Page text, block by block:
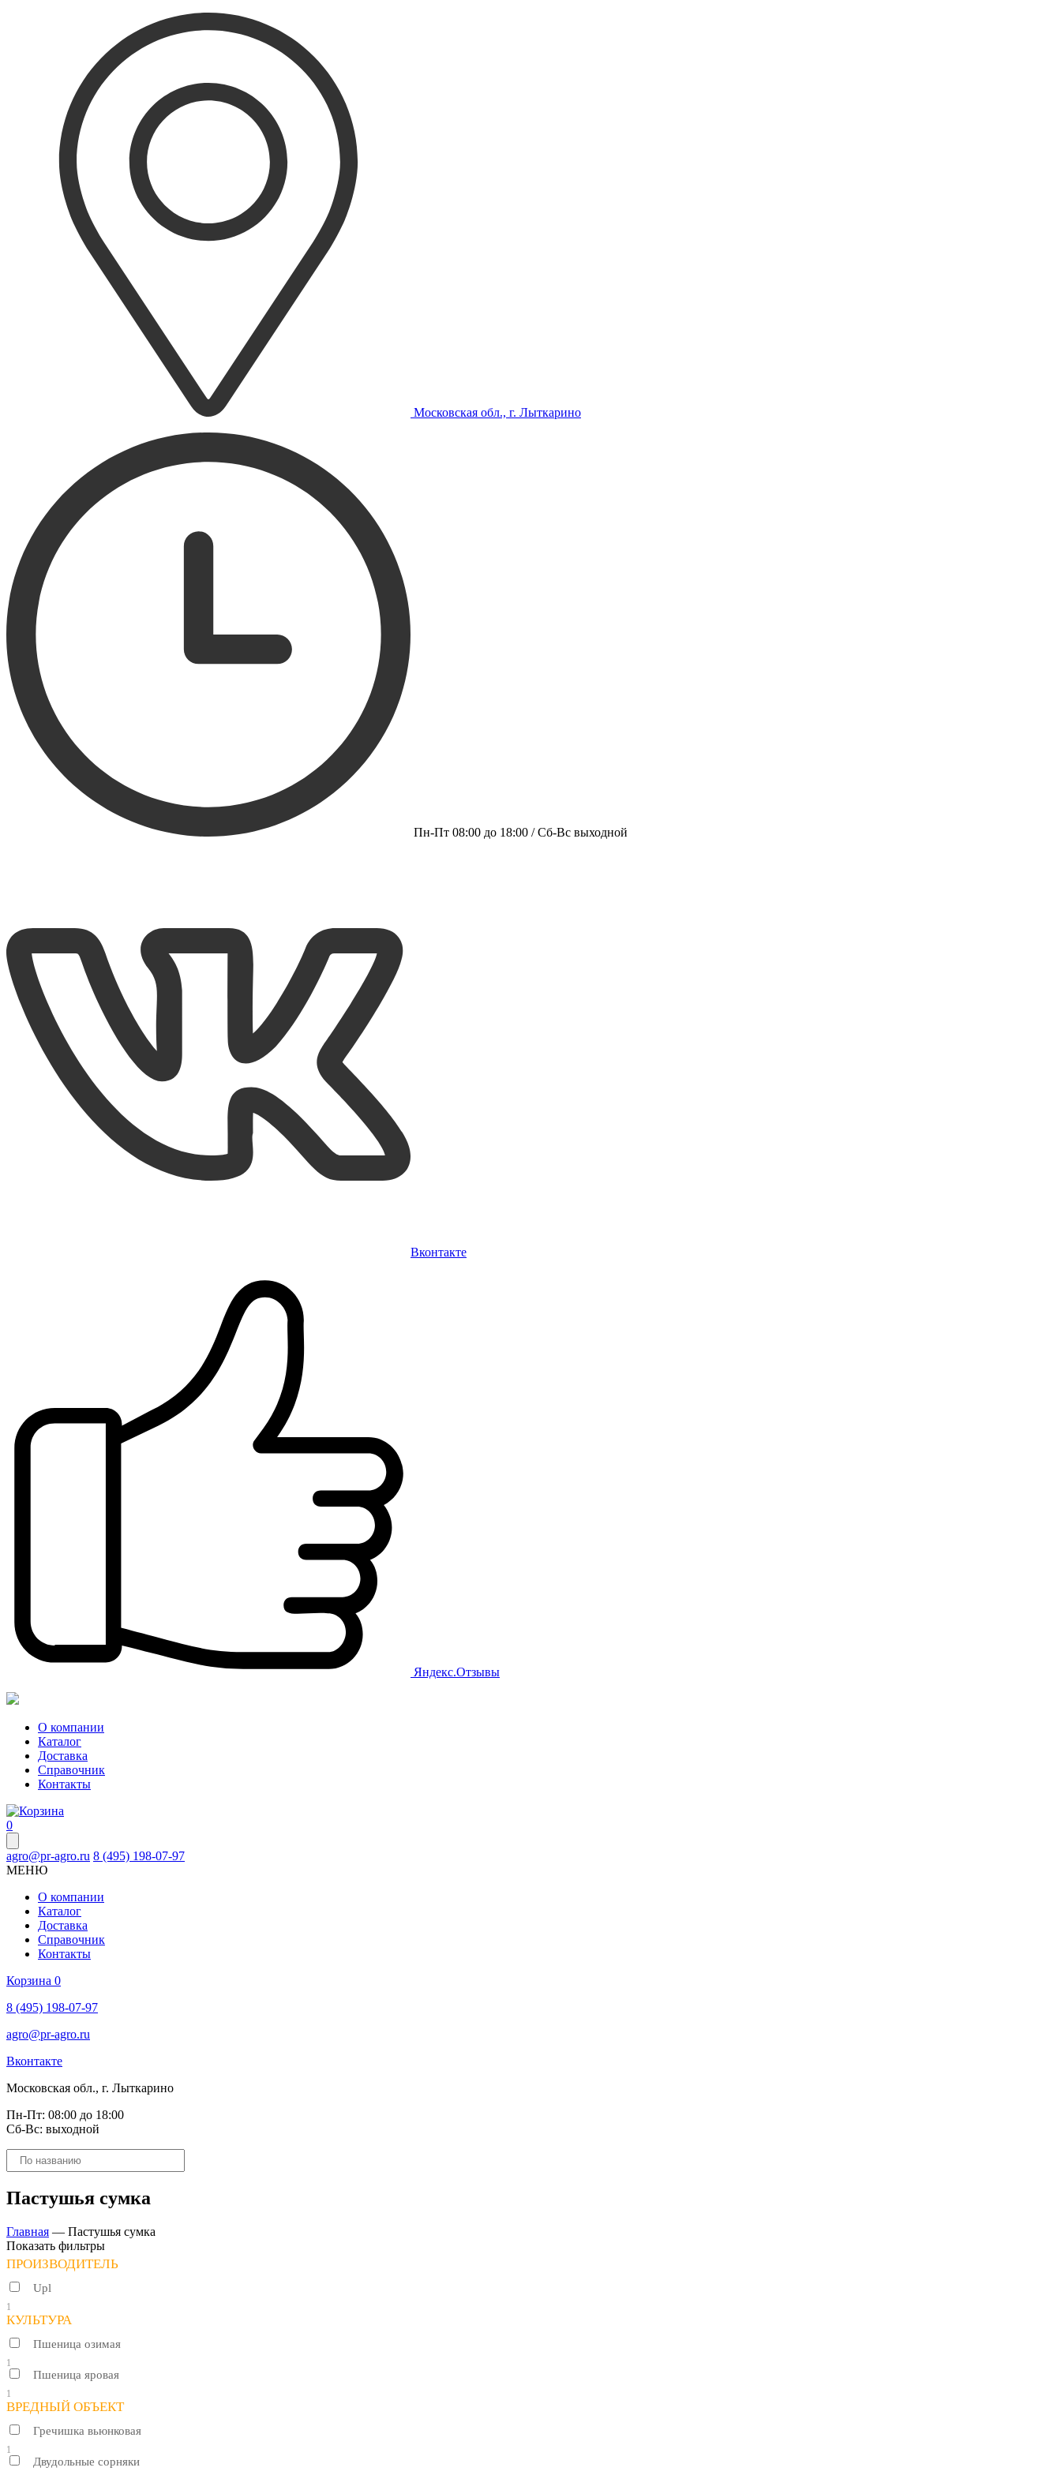
Московская обл., г. Лыткарино
Пн-Пт 08:00 до 18:00 / Сб-Вс выходной
Вконтакте
Яндекс.Отзывы
О компании
Каталог
Доставка
Справочник
Контакты
0
agro@pr-agro.ru 8 (495) 198-07-97
МЕНЮ
О компании
Каталог
Доставка
Справочник
Контакты
Корзина 0
8 (495) 198-07-97
agro@pr-agro.ru
Вконтакте
Московская обл., г. Лыткарино
Пн-Пт: 08:00 до 18:00
Сб-Вс: выходной
Поиск
товаров
Пастушья сумка
Главная — Пастушья сумка
Показать фильтры
ПРОИЗВОДИТЕЛЬ
Upl
1
КУЛЬТУРА
Пшеница озимая
1
Пшеница яровая
1
ВРЕДНЫЙ ОБЪЕКТ
Гречишка вьюнковая
1
Двудольные сорняки